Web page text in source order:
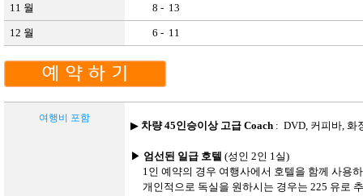
11 월 8 - 13
12 월 6 - 11
여행비 포함
▶ 차량 45인승이상 고급 Coach : DVD, 커피바,화
▶ 엄선된 일급 호텔 (성인 2인 1실)
1인 예약의 경우 여행사에서 호텔을 함께 사용
개인적으로 독실을 원하시는 경우는 225 유로